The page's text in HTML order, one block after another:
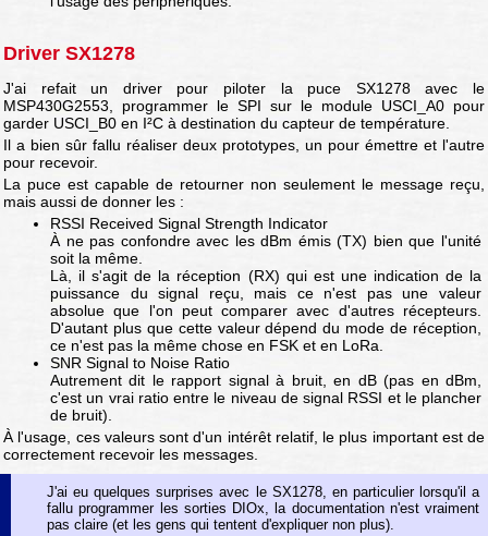
Driver SX1278
J'ai refait un driver pour piloter la puce SX1278 avec le
MSP430G2553, programmer le SPI sur le module USCI_A0 pour
garder USCI_B0 en I²C à destination du capteur de température.
Il a bien sûr fallu réaliser deux prototypes, un pour émettre et l'autre
pour recevoir.
La puce est capable de retourner non seulement le message reçu,
mais aussi de donner les :
RSSI Received Signal Strength Indicator
À ne pas confondre avec les dBm émis (TX) bien que l'unité
soit la même.
Là, il s'agit de la réception (RX) qui est une indication de la
puissance du signal reçu, mais ce n'est pas une valeur
absolue que l'on peut comparer avec d'autres récepteurs.
D'autant plus que cette valeur dépend du mode de réception,
ce n'est pas la même chose en FSK et en LoRa.
SNR Signal to Noise Ratio
Autrement dit le rapport signal à bruit, en dB (pas en dBm,
c'est un vrai ratio entre le niveau de signal RSSI et le plancher
de bruit).
À l'usage, ces valeurs sont d'un intérêt relatif, le plus important est de
correctement recevoir les messages.
J'ai eu quelques surprises avec le SX1278, en particulier lorsqu'il a
fallu programmer les sorties DIOx, la documentation n'est vraiment
pas claire (et les gens qui tentent d'expliquer non plus).